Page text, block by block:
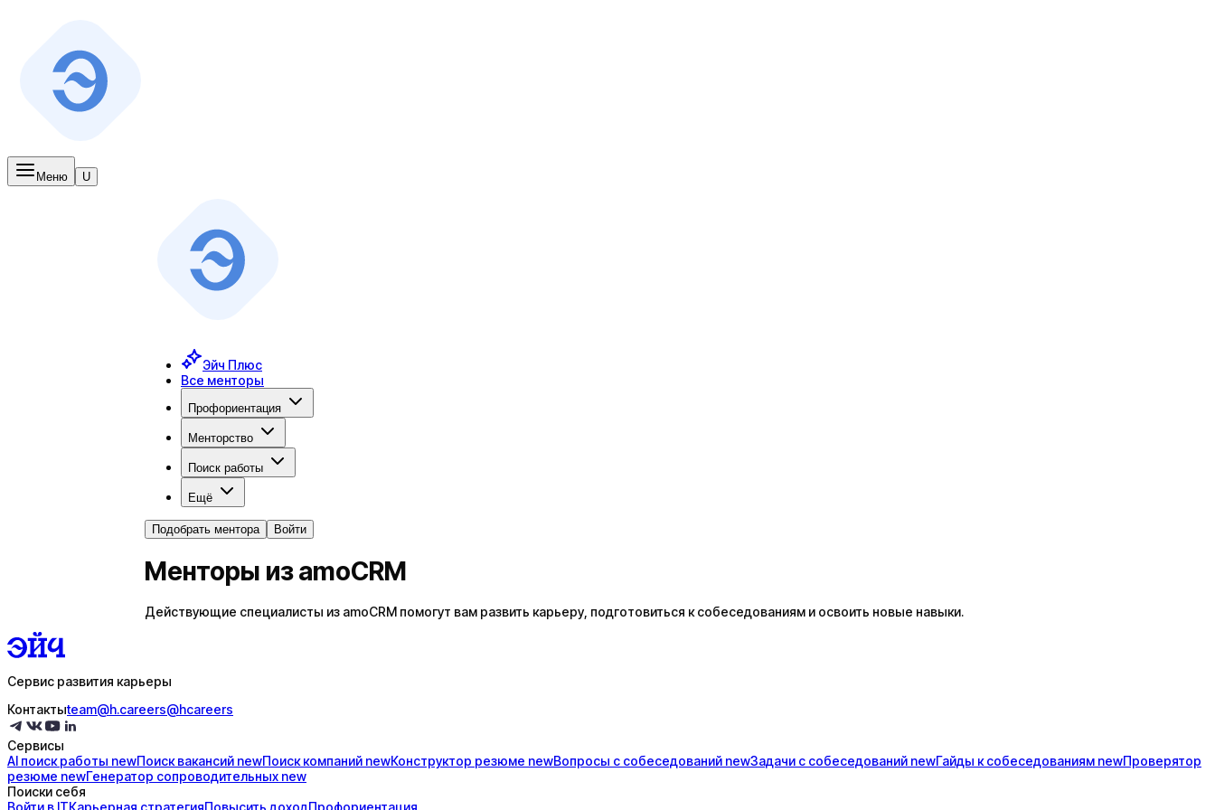
Меню U
Эйч Плюс
Все менторы
Профориентация
Менторство
Поиск работы
Ещё
Подобрать ментора Войти
Менторы из amoCRM
Действующие специалисты из amoCRM помогут вам развить карьеру, подготовиться к собеседованиям и освоить новые навыки.
Сервис развития карьеры
Контактыteam@h.careers@hcareers
Сервисы
AI поискработы newПоисквакансий newПоисккомпаний newКонструктор резюме newВопросы с собеседований newЗадачи с собеседований newГайды ксобеседованиям newПроверятор
резюме newГенератор сопроводительных new
Поиски себя
Войти в ITКарьерная стратегияПовысить доходПрофориентация